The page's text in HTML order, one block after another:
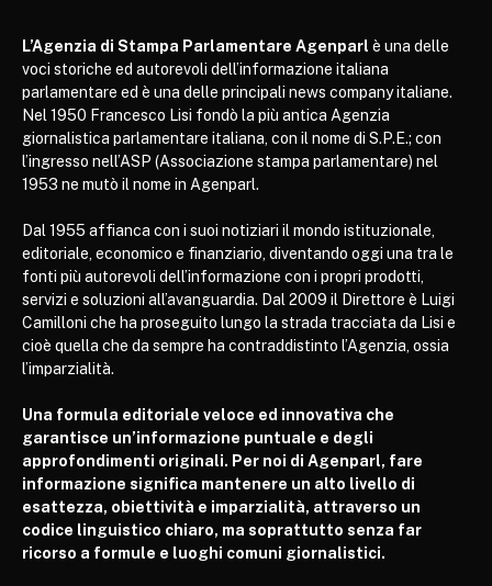
L’Agenzia di Stampa Parlamentare Agenparl è una delle
voci storiche ed autorevoli dell’informazione italiana
parlamentare ed è una delle principali news company italiane.
Nel 1950 Francesco Lisi fondò la più antica Agenzia
giornalistica parlamentare italiana, con il nome di S.P.E.; con
l’ingresso nell’ASP (Associazione stampa parlamentare) nel
1953 ne mutò il nome in Agenparl.
Dal 1955 affianca con i suoi notiziari il mondo istituzionale,
editoriale, economico e finanziario, diventando oggi una tra le
fonti più autorevoli dell’informazione con i propri prodotti,
servizi e soluzioni all’avanguardia. Dal 2009 il Direttore è Luigi
Camilloni che ha proseguito lungo la strada tracciata da Lisi e
cioè quella che da sempre ha contraddistinto l’Agenzia, ossia
l’imparzialità.
Una formula editoriale veloce ed innovativa che
garantisce un’informazione puntuale e degli
approfondimenti originali. Per noi di Agenparl, fare
informazione significa mantenere un alto livello di
esattezza, obiettività e imparzialità, attraverso un
codice linguistico chiaro, ma soprattutto senza far
ricorso a formule e luoghi comuni giornalistici.